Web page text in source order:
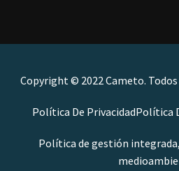
Copyright © 2022 Cameto.
Política De PrivacidadPolítica
Política de gestión